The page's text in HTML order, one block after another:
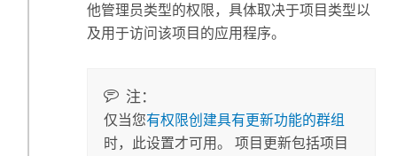
他管理员类型的权限，具体取决于项目类型以
及用于访问该项目的应用程序。
注：
仅当您有权限创建具有更新功能的群组
时，此设置才可用。 项目更新包括项目